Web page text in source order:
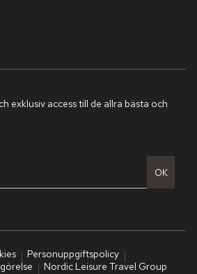
exklusiv access till de allra bästa och
OK
Personuppgiftspolicy
Nordic Leisure Travel Group